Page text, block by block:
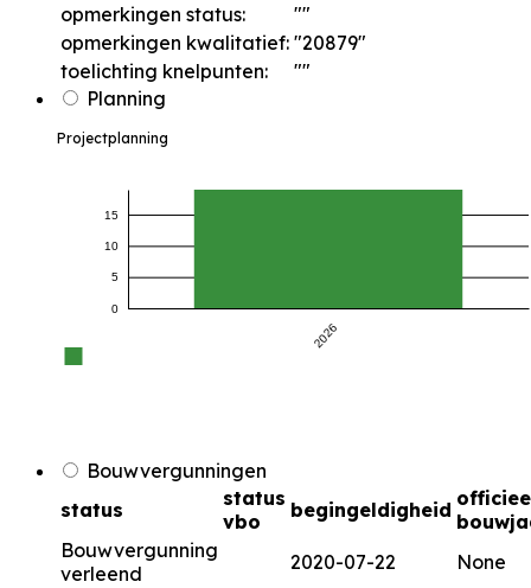
opmerkingen status:
""
opmerkingen kwalitatief: "20879"
toelichting knelpunten:
""
Planning
Projectplanning
0
5
10
15
2026
Bouwvergunningen
status
status
vbo
begingeldigheid
Bouwvergunning
verleend
2020-07-22
None